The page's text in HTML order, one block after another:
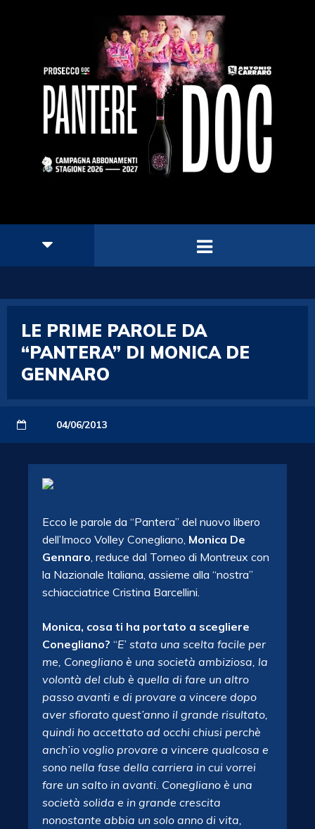
LE PRIME PAROLE DA
“PANTERA” DI MONICA DE
GENNARO
04/06/2013
Ecco le parole da “Pantera” del nuovo libero
dell’Imoco Volley Conegliano, Monica De
Gennaro, reduce dal Torneo di Montreux con
la Nazionale Italiana, assieme alla “nostra”
schiacciatrice Cristina Barcellini.
Monica, cosa ti ha portato a scegliere
Conegliano? “E’ stata una scelta facile per
me, Conegliano è una società ambiziosa, la
volontà del club è quella di fare un altro
passo avanti e di provare a vincere dopo
aver sfiorato quest’anno il grande risultato,
quindi ho accettato ad occhi chiusi perchè
anch’io voglio provare a vincere qualcosa e
sono nella fase della carriera in cui vorrei
fare un salto in avanti. Conegliano è una
società solida e in grande crescita
nonostante abbia un solo anno di vita,